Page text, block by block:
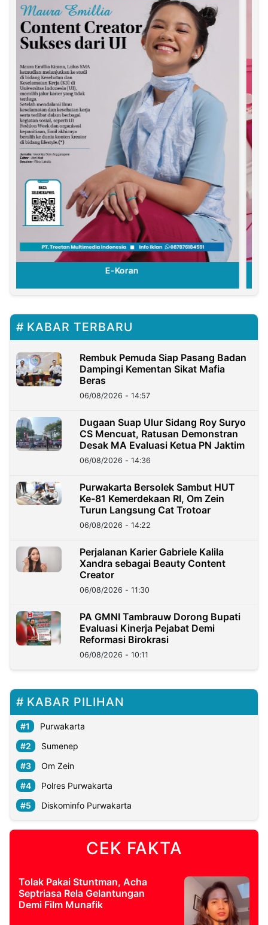
E-Koran
KABAR TERBARU
Rembuk Pemuda Siap Pasang Badan
Dampingi Kementan Sikat Mafia
Beras
06/08/2026 - 14:57
Dugaan Suap Ulur Sidang Roy Suryo
CS Mencuat, Ratusan Demonstran
Desak MA Evaluasi Ketua PN Jaktim
06/08/2026 - 14:36
Purwakarta Bersolek Sambut HUT
Ke-81 Kemerdekaan RI, Om Zein
Turun Langsung Cat Trotoar
06/08/2026 - 14:22
Perjalanan Karier Gabriele Kalila
Xandra sebagai Beauty Content
Creator
06/08/2026 - 11:30
PA GMNI Tambrauw Dorong Bupati
Evaluasi Kinerja Pejabat Demi
Reformasi Birokrasi
06/08/2026 - 10:11
KABAR PILIHAN
Purwakarta
Sumenep
Om Zein
Polres Purwakarta
Diskominfo Purwakarta
CEK FAKTA
Tolak Pakai Stuntman, Acha
Septriasa Rela Gelantungan
Demi Film Munafik